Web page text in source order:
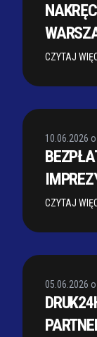
CZYTAJ
10.06.2026
CZYTAJ
05.06.2026